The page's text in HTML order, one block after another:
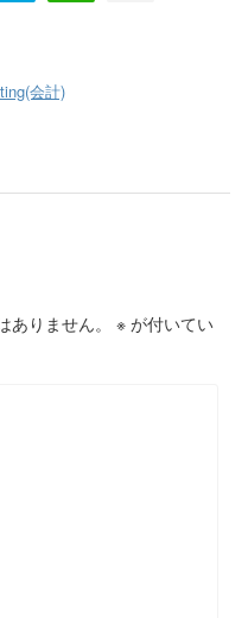
会計)
りません。 ※ が付いてい